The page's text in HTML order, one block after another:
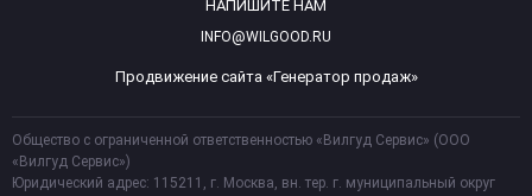
НАПИШИТЕ НАМ
INFO@WILGOOD.RU
Продвижение сайта «Генератор продаж»
Общество с ограниченной ответственностью «Вилгуд Сервис» (ООО
«Вилгуд Сервис»)
Юридический адрес: 115211, г. Москва, вн. тер. г. муниципальный округ